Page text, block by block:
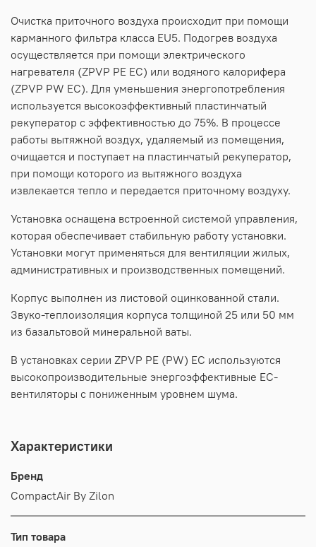
Очистка приточного воздуха происходит при помощи
карманного фильтра класса EU5. Подогрев воздуха
осуществляется при помощи электрического
нагревателя (ZPVP PE EC) или водяного калорифера
(ZPVP PW EC). Для уменьшения энергопотребления
используется высокоэффективный пластинчатый
рекуператор с эффективностью до 75%. В процессе
работы вытяжной воздух, удаляемый из помещения,
очищается и поступает на пластинчатый рекуператор,
при помощи которого из вытяжного воздуха
извлекается тепло и передается приточному воздуху.
Установка оснащена встроенной системой управления,
которая обеспечивает стабильную работу установки.
Установки могут применяться для вентиляции жилых,
административных и производственных помещений.
Корпус выполнен из листовой оцинкованной стали.
Звуко-теплоизоляция корпуса толщиной 25 или 50 мм
из базальтовой минеральной ваты.
В установках серии ZPVP PE (PW) EC используются
высокопроизводительные энергоэффективные ЕС-
вентиляторы с пониженным уровнем шума.
Характеристики
Бренд
CompactAir By Zilon
Тип товара